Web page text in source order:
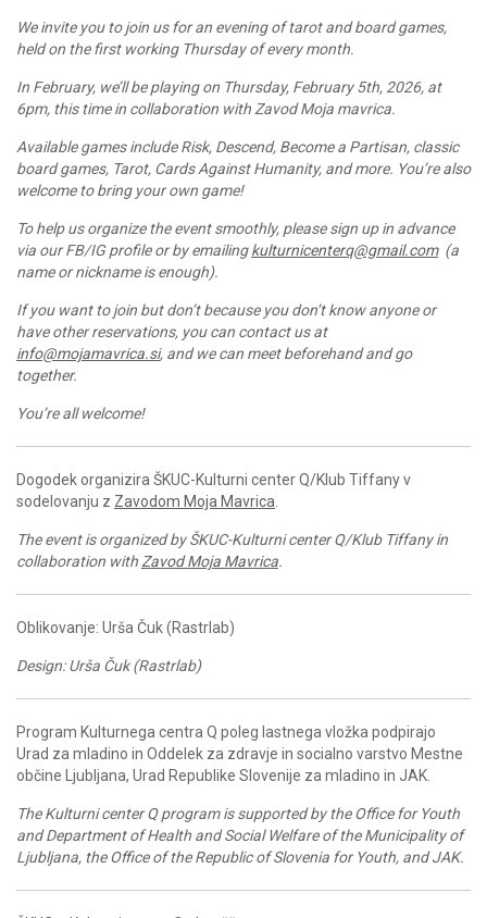
We invite you to join us for an evening of tarot and board games,
held on the first working Thursday of every month.
In February, we’ll be playing on Thursday, February 5th, 2026, at
6pm, this time in collaboration with Zavod Moja mavrica.
Available games include Risk, Descend, Become a Partisan, classic
board games, Tarot, Cards Against Humanity, and more. You’re also
welcome to bring your own game!
To help us organize the event smoothly, please sign up in advance
via our FB/IG profile or by emailingkulturnicenterq@gmail.com(a
name or nickname is enough).
If you want to join but don’t because you don’t know anyone or
have other reservations, you can contact us at
info@mojamavrica.si, and we can meet beforehand and go
together.
You’re all welcome!
Dogodek organizira ŠKUC-Kulturni center Q/Klub Tiffany v
sodelovanju z Zavodom Moja Mavrica
The event is organized by ŠKUC-Kulturni center Q/Klub Tiffany in
collaboration with Zavod Moja Mavrica.
Oblikovanje: Urša Čuk (Rastrlab)
Design: Urša Čuk (Rastrlab)
Program Kulturnega centra Q poleg lastnega vložka podpirajo
Urad za mladino in Oddelek za zdravje in socialno varstvo Mestne
občine Ljubljana, Urad Republike Slovenije za mladino in JAK.
The Kulturni center Q program is supported by the Office for Youth
and Department of Health and Social Welfare of the Municipality of
Ljubljana, the Office of the Republic of Slovenia for Youth, and JAK.